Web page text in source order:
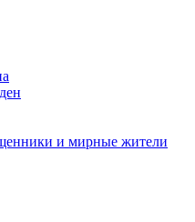
и мирные жители